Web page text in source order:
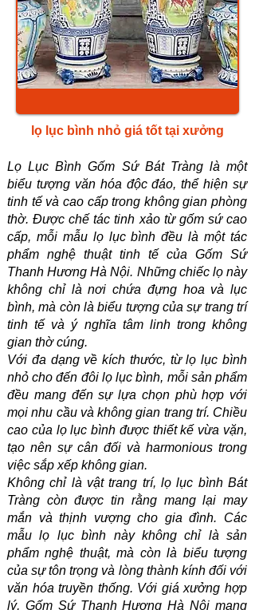
lọ lục bình nhỏ giá tốt tại xưởng
Lọ Lục Bình Gốm Sứ Bát Tràng là một
biểu tượng văn hóa độc đáo, thể hiện sự
tinh tế và cao cấp trong không gian phòng
thờ. Được chế tác tinh xảo từ gốm sứ cao
cấp, mỗi mẫu lọ lục bình đều là một tác
phẩm nghệ thuật tinh tế của Gốm Sứ
Thanh Hương Hà Nội. Những chiếc lọ này
không chỉ là nơi chứa đựng hoa và lục
bình, mà còn là biểu tượng của sự trang trí
tinh tế và ý nghĩa tâm linh trong không
gian thờ cúng.
Với đa dạng về kích thước, từ lọ lục bình
nhỏ cho đến đôi lọ lục bình, mỗi sản phẩm
đều mang đến sự lựa chọn phù hợp với
mọi nhu cầu và không gian trang trí. Chiều
cao của lọ lục bình được thiết kế vừa vặn,
tạo nên sự cân đối và harmonious trong
việc sắp xếp không gian.
Không chỉ là vật trang trí, lọ lục bình Bát
Tràng còn được tin rằng mang lại may
mắn và thịnh vượng cho gia đình. Các
mẫu lọ lục bình này không chỉ là sản
phẩm nghệ thuật, mà còn là biểu tượng
của sự tôn trọng và lòng thành kính đối với
văn hóa truyền thống. Với giá xưởng hợp
lý, Gốm Sứ Thanh Hương Hà Nội mang